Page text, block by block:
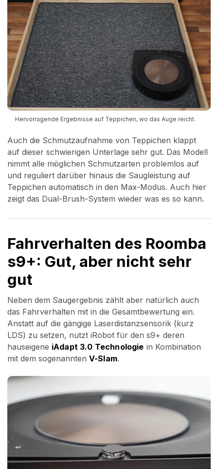
Hervorragende Ergebnisse auf Teppichen, wo das Auge reicht.
Auch die Schmutzaufnahme von Teppichen klappt
auf dieser schwierigen Unterlage sehr gut. Das Modell
nimmt alle möglichen Schmutzarten problemlos auf
und reguliert darüber hinaus die Saugleistung auf
Teppichen automatisch in den Max-Modus. Auch hier
zeigt das Dual-Brush-System wieder was es so kann.
Fahrverhalten des Roomba
s9+: Gut, aber nicht sehr
gut
Neben dem Saugergebnis zählt aber natürlich auch
das Fahrverhalten mit in die Gesamtbewertung ein.
Anstatt auf die gängige Laserdistanzsensorik (kurz
LDS) zu setzen, nutzt iRobot für den s9+ deren
hauseigene iAdapt 3.0 Technologie in Kombination
mit dem sogenannten V-Slam.